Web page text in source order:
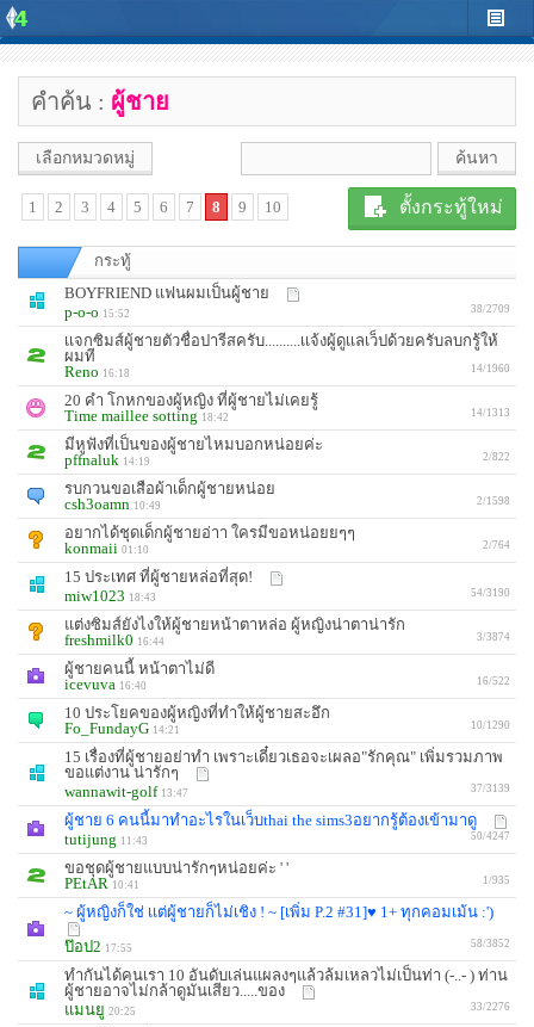
คำค้น : ผู้ชาย
เลือกหมวดหมู่
ตั้งกระทู้ใหม่
1 2 3 4 5 6 7 8 9 10
กระทู้
BOYFRIEND แฟนผมเป็นผู้ชาย
p-o-o 15:52 38/2709
เเจกซิมส์ผู้ชายตัวชื่อปารีสครับ..........เเจ้งผู้ดูเเลเว็ปด้วยครับลบกรู้ให้
ผมที
Reno 16:18 14/1960
20 คำ โกหกของผู้หญิง ที่ผู้ชายไม่เคยรู้
Time maillee sotting 18:42 14/1313
มีหูฟังที่เป็นของผู้ชายไหมบอกหน่อยค่ะ
pffnaluk 14:19 2/822
รบกวนขอเสือผ้าเด็กผู้ชายหน่อย
csh3oamn 10:49 2/1598
อยากได้ชุดเด็กผู้ชายอ่าา ใครมีขอหน่อยยๆๆ
konmaii 01:10 2/764
15 ประเทศ ที่ผู้ชายหล่อที่สุด!
miw1023 18:43 54/3190
แต่งซิมส์ยังไงให้ผู้ชายหน้าตาหล่อ ผู้หญิงน่าตาน่ารัก
freshmilk0 16:44 3/3874
ผู้ชายคนนี้ หน้าตาไม่ดี
icevuva 16:40 16/522
10 ประโยคของผู้หญิงที่ทำให้ผู้ชายสะอึก
Fo_FundayG 14:21 10/1290
15 เรื่องที่ผู้ชายอย่าทำ เพราะเดี๋ยวเธอจะเผลอ"รักคุณ" เพิ่มรวมภาพ
ขอแต่งาน น่ารักๆ
wannawit-golf 13:47 37/3139
ผู้ชาย 6 คนนี้มาทำอะไรในเว็บthai the sims3อยากรู้ต้องเข้ามาดู
tutijung 11:43 50/4247
ขอชุดผู้ชายแบบน่ารักๆหน่อยค่ะ ' '
PEtAR 10:41 1/935
~ ผู้หญิงก็ใช่ เเต่ผู้ชายก็ไม่เชิง ! ~ [เพิ่ม P.2 #31]♥ 1+ ทุกคอมเม้น :')
ป๊อป2 17:55 58/3852
ทำกันได้คนเรา 10 อันดับเล่นแผลงๆแล้วล้มเหลวไม่เป็นท่า (-..- ) ท่าน
ผู้ชายอาจไม่กล้าดูมันเสียว.....ของ
แมนยู 20:25 33/2276